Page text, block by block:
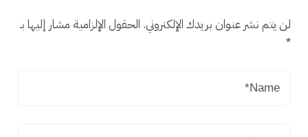
لن يتم نشر عنوان بريدك الإلكتروني. الحقول الإلزامية مشار إليها بـ
*